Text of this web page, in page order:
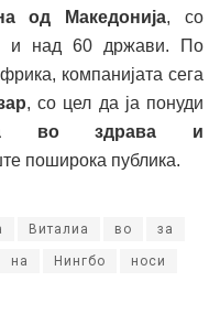
од Македонија, со
и над 60 држави. По
компанијата сега
, со цел да ја понуди
во здрава и
поширока публика.
Виталиа во за
на Нингбо носи